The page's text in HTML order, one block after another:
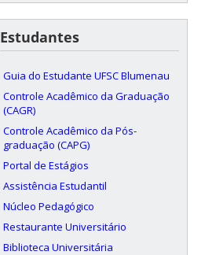
Estudantes
Guia do Estudante UFSC Blumenau
Controle Acadêmico da Graduação
(CAGR)
Controle Acadêmico da Pós-
graduação (CAPG)
Portal de Estágios
Assistência Estudantil
Núcleo Pedagógico
Restaurante Universitário
Biblioteca Universitária